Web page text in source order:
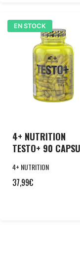
EN STOCK
4+ NUTRITION
TESTO+ 90
4+ NUTRITION
37,99€